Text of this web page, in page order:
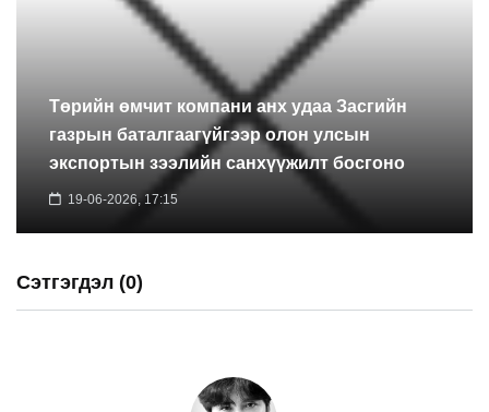
Төрийн өмчит компани анх удаа Засгийн
газрын баталгаагүйгээр олон улсын
экспортын зээлийн санхүүжилт босгоно
19-06-2026, 17:15
Сэтгэгдэл (0)